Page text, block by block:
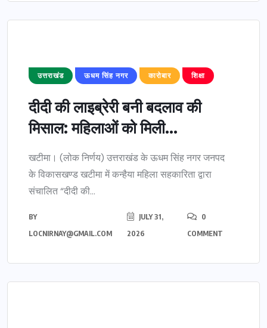
उत्तराखंड ऊधम सिंह नगर कारोबार शिक्षा
दीदी की लाइब्रेरी बनी बदलाव की
मिसाल: महिलाओं को मिली...
खटीमा। (लोक निर्णय) उत्तराखंड के ऊधम सिंह नगर जनपद
के विकासखण्ड खटीमा में कन्हैया महिला सहकारिता द्वारा
संचालित “दीदी की...
BY
LOCNIRNAY@GMAIL.COM
JULY 31,
2026
0
COMMENT